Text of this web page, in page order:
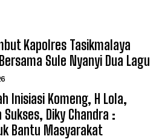
Kapolres Tasikmalaya
Sule Nyanyi Dua Lagu
Inisiasi Komeng, H Lola,
Diky Chandra :
Bantu Masyarakat